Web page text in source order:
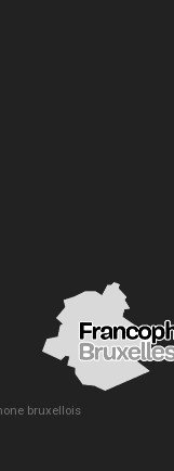
bruxellois